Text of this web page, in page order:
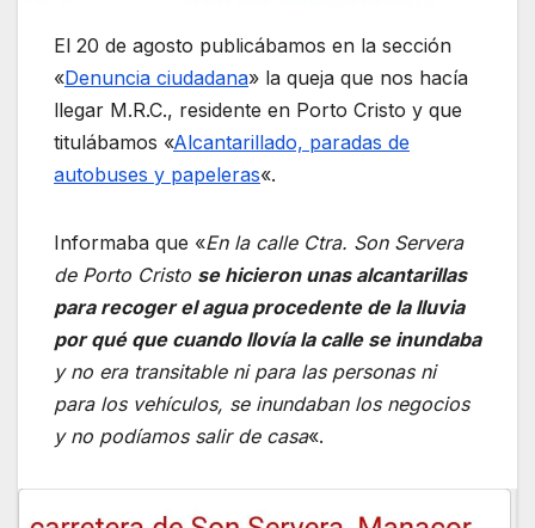
El 20 de agosto publicábamos en la sección
«Denuncia ciudadana» la queja que nos hacía
llegar M.R.C., residente en Porto Cristo y que
titulábamos «Alcantarillado, paradas de
autobuses y papeleras«.
Informaba que «En la calle Ctra. Son Servera
de Porto Cristo se hicieron unas alcantarillas
para recoger el agua procedente de la lluvia
por qué que cuando llovía la calle se inundaba
y no era transitable ni para las personas ni
para los vehículos, se inundaban los negocios
y no podíamos salir de casa«.